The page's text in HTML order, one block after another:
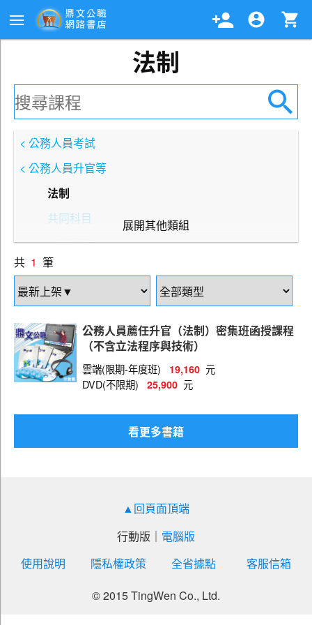
法制
< 公務人員考試
< 公務人員升官等
法制
共同科目
一般行政
一般民政
人事行政
戶政
司法行政
社會行政
金融保險
會計
展開其他類組
共 1 筆
公務人員薦任升官（法制）密集班函授課程
（不含立法程序與技術）
雲端(限期-年度班) 19,160 元
DVD(不限期)
25,900 元
看更多書籍
▲回頁面頂端
行動版 ｜ 電腦版
使用說明
隱私權政策 全省據點 客服信箱
© 2015 TingWen Co., Ltd.